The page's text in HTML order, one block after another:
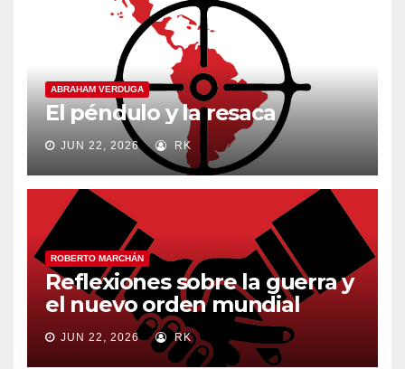
ABRAHAM VERDUGA
El péndulo y la resaca
JUN 22, 2026 RK
ROBERTO MARCHÁN
Reflexiones sobre la guerra y
el nuevo orden mundial
JUN 22, 2026 RK